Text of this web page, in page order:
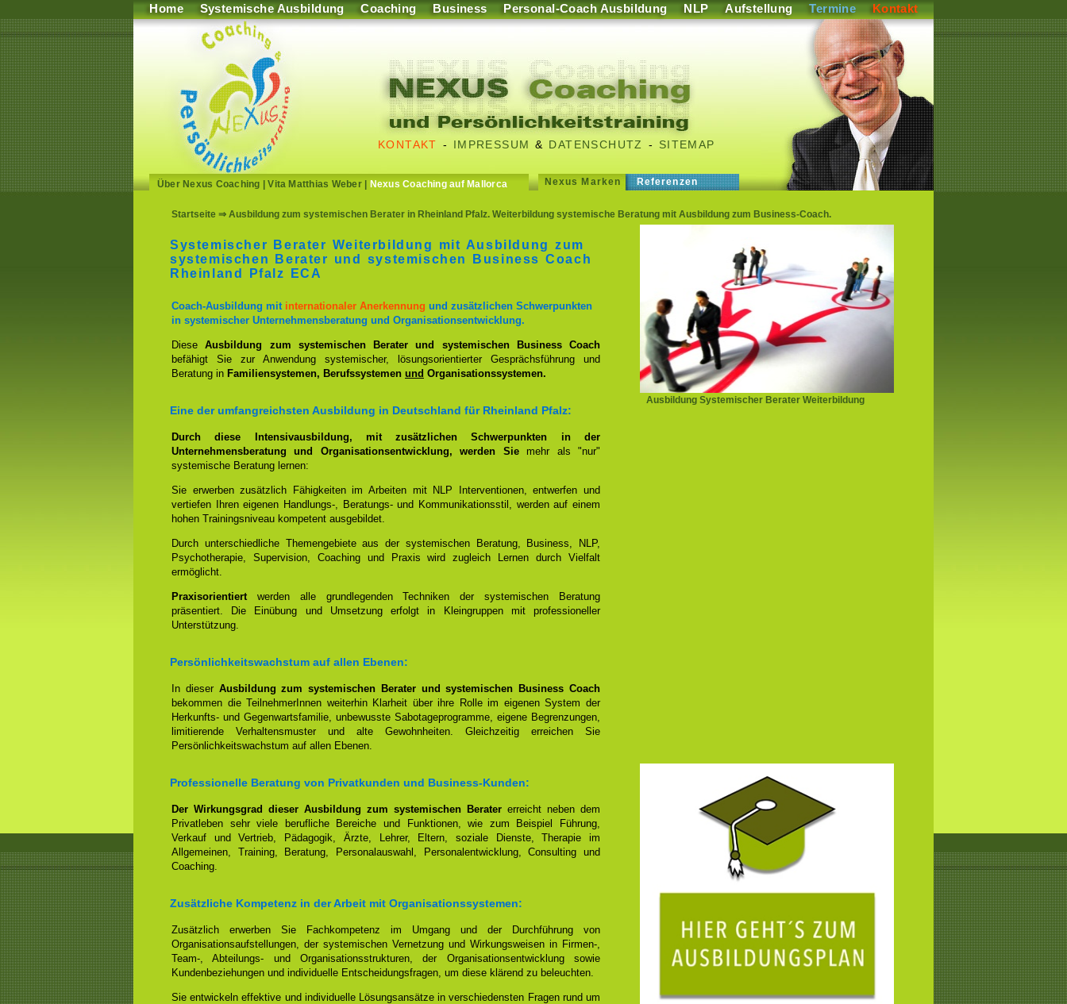
Home Systemische Ausbildung Coaching Business Personal-Coach Ausbildung NLP Aufstellung Termine Kontakt
KONTAKT - IMPRESSUM & DATENSCHUTZ - SITEMAP
Über Nexus Coaching |Vita Matthias Weber| Nexus Coaching auf Mallorca Nexus Marken Referenzen
Startseite ⇒ Ausbildung zum systemischen Berater in Rheinland Pfalz. Weiterbildung systemische Beratung mit Ausbildung zum Business-Coach.
Ausbildung Systemischer Berater Weiterbildung
Systemischer Berater Weiterbildung mit Ausbildung zum
systemischen Berater und systemischen Business Coach
Rheinland Pfalz ECA
Coach-Ausbildung mit internationaler Anerkennung und zusätzlichen Schwerpunkten
in systemischer Unternehmensberatung und Organisationsentwicklung.
DieseAusbildung zum systemischen Berater und systemischen Business Coach
befähigt Sie zur Anwendung systemischer, lösungsorientierter Gesprächsführung und
Beratung in Familiensystemen, Berufssystemen und Organisationssystemen.
Eine der umfangreichsten Ausbildung in Deutschland für Rheinland Pfalz:
Durch diese Intensivausbildung, mit zusätzlichen Schwerpunkten in der
Unternehmensberatung und Organisationsentwicklung, werden Siemehr als "nur"
systemische Beratung lernen:
Sie erwerben zusätzlich Fähigkeiten im Arbeiten mit NLP Interventionen, entwerfen und
vertiefen Ihren eigenen Handlungs-, Beratungs- und Kommunikationsstil, werden auf einem
hohen Trainingsniveau kompetent ausgebildet.
Durch unterschiedliche Themengebiete aus der systemischen Beratung, Business, NLP,
Psychotherapie, Supervision, Coaching und Praxis wird zugleich Lernen durch Vielfalt
ermöglicht.
Praxisorientiertwerden alle grundlegenden Techniken der systemischen Beratung
präsentiert. Die Einübung und Umsetzung erfolgt in Kleingruppen mit professioneller
Unterstützung.
Persönlichkeitswachstum auf allen Ebenen:
In dieser Ausbildung zum systemischen Berater und systemischen Business Coach
bekommen die TeilnehmerInnen weiterhin Klarheit über ihre Rolle im eigenen System der
Herkunfts- und Gegenwartsfamilie, unbewusste Sabotageprogramme, eigene Begrenzungen,
limitierende Verhaltensmuster und alte Gewohnheiten. Gleichzeitig erreichen Sie
Persönlichkeitswachstum auf allen Ebenen.
Professionelle Beratung von Privatkunden und Business-Kunden:
Der Wirkungsgrad dieser Ausbildung zum systemischen Berater erreicht neben dem
Privatleben sehr viele berufliche Bereiche und Funktionen, wie zum Beispiel Führung,
Verkauf und Vertrieb, Pädagogik, Ärzte, Lehrer, Eltern, soziale Dienste, Therapie im
Allgemeinen, Training, Beratung, Personalauswahl, Personalentwicklung, Consulting und
Coaching.
Zusätzliche Kompetenz in der Arbeit mit Organisationssystemen:
Zusätzlich erwerben Sie Fachkompetenz im Umgang und der Durchführung von
Organisationsaufstellungen, der systemischen Vernetzung und Wirkungsweisen in Firmen-,
Team-, Abteilungs- und Organisationsstrukturen, der Organisationsentwicklung sowie
Kundenbeziehungen und individuelle Entscheidungsfragen, um diese klärend zu beleuchten.
Sie entwickeln effektive und individuelle Lösungsansätze in verschiedensten Fragen rund um